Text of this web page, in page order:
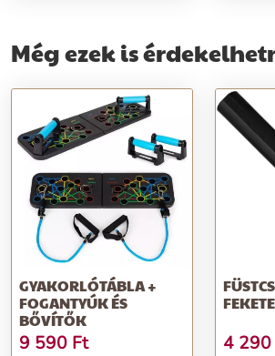
Még ezek is
GYAKORLÓTÁBLA +
FOGANTYÚK ÉS
BŐVÍTŐK
9 590 Ft 4 290